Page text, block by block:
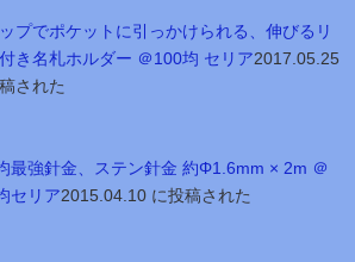
プでポケットに引っかけられる、伸びるリ
き名札ホルダー ＠100均 セリア2017.05.25
された
最強針金、ステン針金 約Φ1.6mm × 2m ＠
セリア2015.04.10 に投稿された